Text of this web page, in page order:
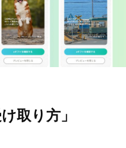
取り方」